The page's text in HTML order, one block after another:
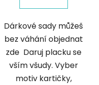
Dárkové sady můžeš
bez váhání objednat
zde Daruj placku se
vším všudy. Vyber
motiv kartičky,